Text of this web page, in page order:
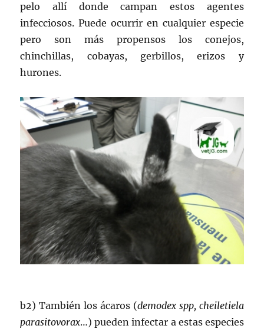
pelo allí donde campan estos agentes
infecciosos. Puede ocurrir en cualquier especie
pero son más propensos los conejos,
chinchillas, cobayas, gerbillos, erizos y
hurones.
b2) También los ácaros (demodex spp, cheiletiela
parasitovorax…) pueden infectar a estas especies